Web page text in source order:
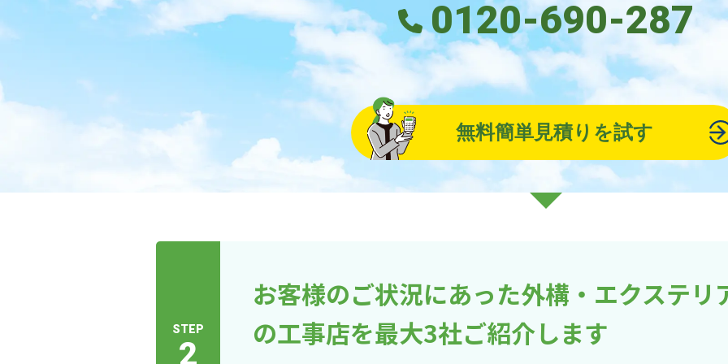
0120-690-287
無料簡単見積りを試す
STEP
2
お客様のご状況にあった外構・エクステリ
の工事店を最大3社ご紹介します